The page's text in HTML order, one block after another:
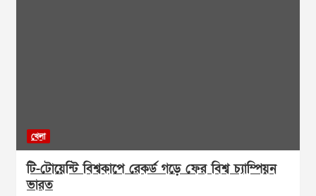
খেলা
টি-টোয়েন্টি বিশ্বকাপে রেকর্ড গড়ে ফের বিশ্ব চ্যাম্পিয়ন
ভারত